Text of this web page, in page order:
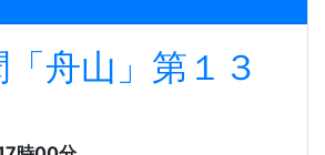
舟山」第１３